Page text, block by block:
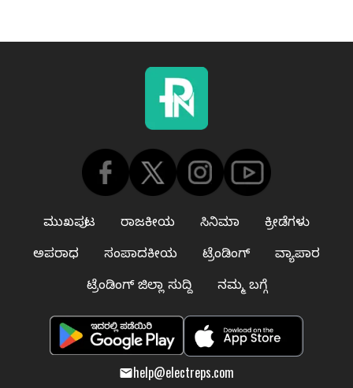
ಮುಖಪುಟ ರಾಜಕೀಯ ಸಿನಿಮಾ
ಕ್ರೀಡೆಗಳು
ಅಪರಾಧ
ಸಂಪಾದಕೀಯ ಟ್ರೆಂಡಿಂಗ್
ವ್ಯಾಪಾರ
ಟ್ರೆಂಡಿಂಗ್ ಜಿಲ್ಲಾ ಸುದ್ದಿ
ನಮ್ಮ ಬಗ್ಗೆ
help@electreps.com